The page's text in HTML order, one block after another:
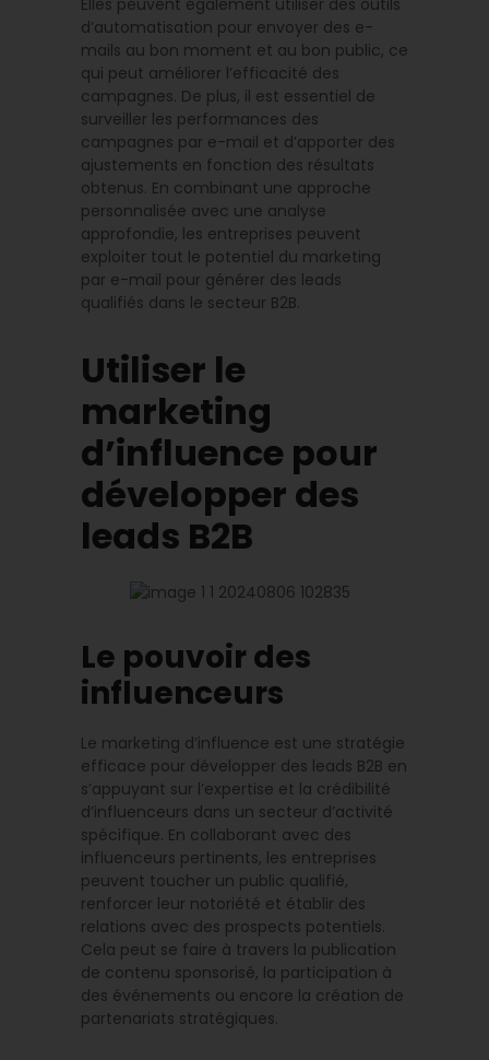
Elles peuvent également utiliser des outils
d’automatisation pour envoyer des e-
mails au bon moment et au bon public, ce
qui peut améliorer l’efficacité des
campagnes. De plus, il est essentiel de
surveiller les performances des
campagnes par e-mail et d’apporter des
ajustements en fonction des résultats
obtenus. En combinant une approche
personnalisée avec une analyse
approfondie, les entreprises peuvent
exploiter tout le potentiel du marketing
par e-mail pour générer des leads
qualifiés dans le secteur B2B.
Utiliser le
marketing
d’influence pour
développer des
leads B2B
Le pouvoir des
influenceurs
Le marketing d’influence est une stratégie
efficace pour développer des leads B2B en
s’appuyant sur l’expertise et la crédibilité
d’influenceurs dans un secteur d’activité
spécifique. En collaborant avec des
influenceurs pertinents, les entreprises
peuvent toucher un public qualifié,
renforcer leur notoriété et établir des
relations avec des prospects potentiels.
Cela peut se faire à travers la publication
de contenu sponsorisé, la participation à
des événements ou encore la création de
partenariats stratégiques.